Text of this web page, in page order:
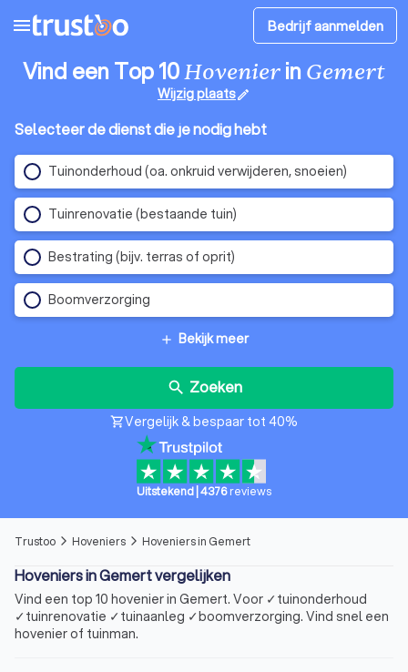
menu Bedrijf aanmelden
Vind een Top 10Hovenierin Gemert
Wijzig plaatsedit
Selecteer de dienst die je nodig hebt
Tuinonderhoud (oa. onkruid verwijderen, snoeien)
Tuinrenovatie (bestaande tuin)
Bestrating (bijv. terras of oprit)
Boomverzorging
add Bekijk meer
search Zoeken
shopping_cartVergelijk & bespaar tot 40%
Uitstekend 4376reviews
Trustoo arrow_forward_ios Hoveniers arrow_forward_ios Hoveniers in Gemert
Hoveniers in Gemert vergelijken
Vind een top 10 hovenier in Gemert. Voor ✓tuinonderhoud
✓tuinrenovatie ✓tuinaanleg ✓boomverzorging. Vind snel een
hovenier of tuinman.